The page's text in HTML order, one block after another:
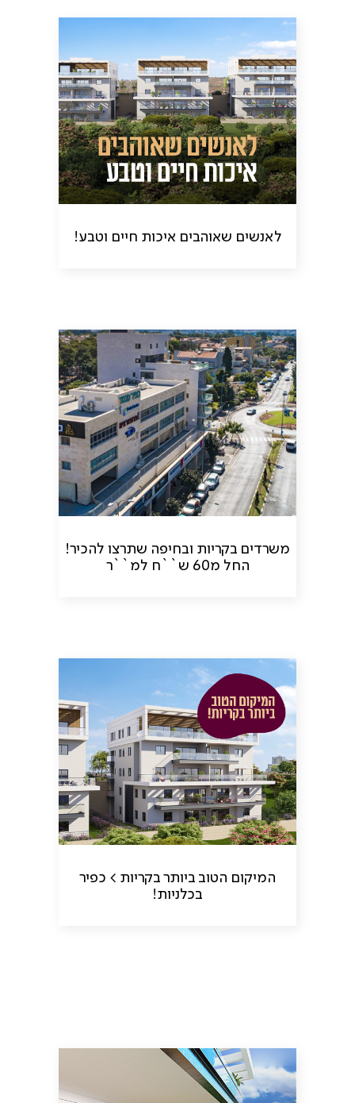
לאנשים שאוהבים איכות חיים וטבע!
משרדים בקריות ובחיפה שתרצו להכיר!
החל מ60 ש``ח למ``ר
המיקום הטוב ביותר בקריות > כפיר
בכלניות!